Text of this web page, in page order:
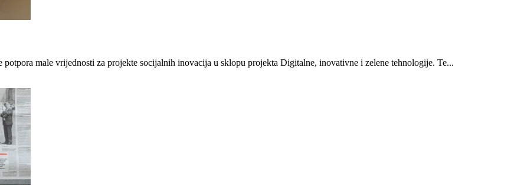
male vrijednosti za projekte socijalnih inovacija u sklopu projekta Digitalne, inovativne i zelene tehnologije. Te...